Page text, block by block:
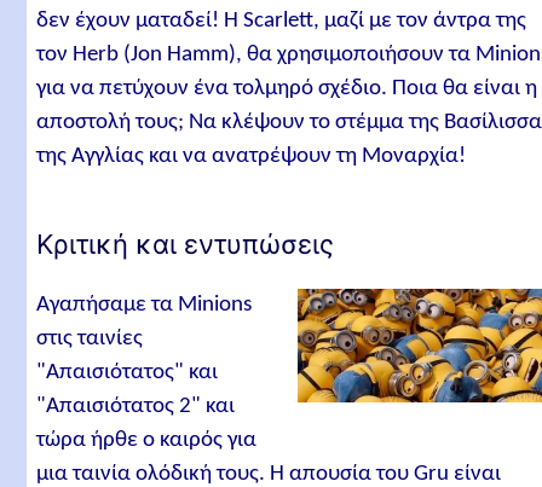
δεν έχουν ματαδεί! Η Scarlett, μαζί με τον άντρα της
τον Herb (Jon Hamm), θα χρησιμοποιήσουν τα
για να πετύχουν ένα τολμηρό σχέδιο. Ποια θα είναι η
αποστολή τους; Να κλέψουν το στέμμα της
της Αγγλίας και να ανατρέψουν τη Μοναρχία!
Κριτική και εντυπώσεις
Αγαπήσαμε τα Minions
στις ταινίες
"Απαισιότατος" και
"Απαισιότατος 2" και
τώρα ήρθε ο καιρός για
μια ταινία ολόδική τους. Η απουσία του Gru είναι